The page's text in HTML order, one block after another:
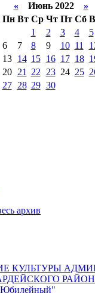
«Июнь 2022 »
Пн Вт Ср Чт Пт Сб
1
2 3 4
5
6
7 8 9 10 11
13
14 15 16 17 18
20
21 22 23 24 25
27
28 29 30
архив
КУЛЬТУРЫ